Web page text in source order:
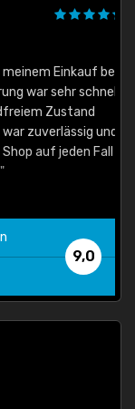
Einkauf bei
war sehr schnell
Zustand
zuverlässig und
auf jeden Fall
9,0